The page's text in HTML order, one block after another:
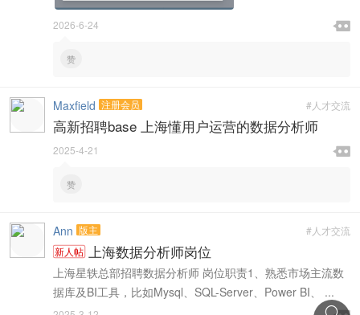

2026-6-24 
赞
#人才交流
Maxfield 注册会员
高新招聘base 上海懂用户运营的数据分析师

2025-4-21 
赞
#人才交流
Ann 版主
新人帖 上海数据分析师岗位
上海星轶总部招聘数据分析师 岗位职责1、熟悉市场主流数
据库及BI工具，比如Mysql、SQL-Server、Power BI、 ...